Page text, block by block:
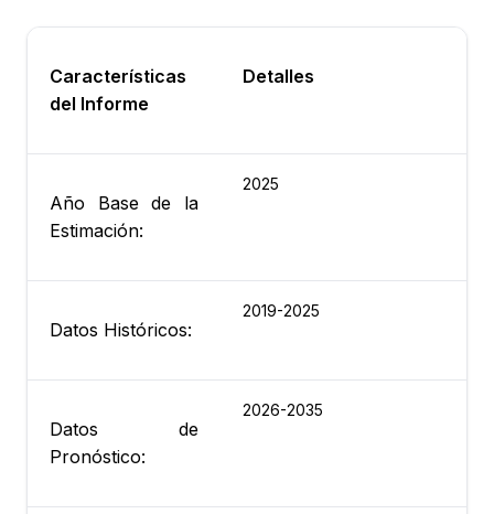
Características
del Informe
Detalles
Año Base de la
Estimación:
2025
Datos Históricos:
2019-2025
Datos de
Pronóstico:
2026-2035